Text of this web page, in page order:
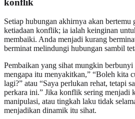
Setiap hubungan akhirnya akan bertemu
ketiadaan konflik; ia ialah keinginan
membaiki. Anda menjadi kurang
berminat melindungi hubungan sambil
Pembaikan yang sihat mungkin berbunyi
mengapa itu menyakitkan,” “Boleh kita
lagi?” atau “Saya perlukan rehat, tetapi
perkara ini.” Jika konflik sering menjadi
manipulasi, atau tingkah laku tidak
menjadikan dinamik itu sihat.